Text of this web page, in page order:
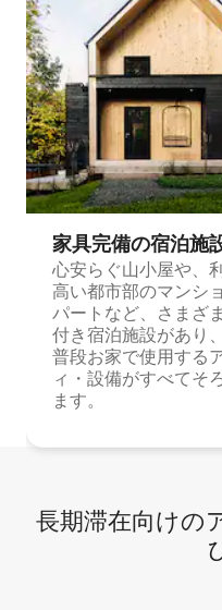
家具完備の宿⁠泊⁠施⁠
心安らぐ山小屋や、
高い都市部のマンシ
パートなど、さまざ
付き宿泊施設があり
普段お家で使用する
ィ・設備がすべてそ
ます。
長期滞在向け⁠の